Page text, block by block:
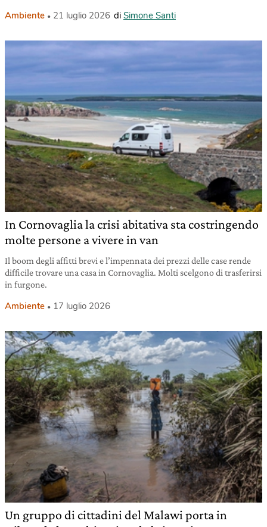
Ambiente 21 luglio 2026 di Simone Santi
In Cornovaglia la crisi abitativa sta costringendo
molte persone a vivere in van
Il boom degli affitti brevi e l’impennata dei prezzi delle case rende
difficile trovare una casa in Cornovaglia. Molti scelgono di trasferirsi
in furgone.
Ambiente 17 luglio 2026
Un gruppo di cittadini del Malawi porta in